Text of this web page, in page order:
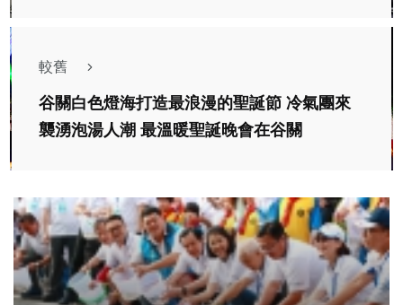
較舊
谷關白色燈海打造最浪漫的聖誕節 冷氣團來
襲湧泡湯人潮 最溫暖聖誕晚會在谷關